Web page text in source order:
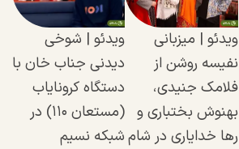
ویدئو | میزبانی
نفیسه روشن از
فلامک جنیدی،
بهنوش بختباری و
رها خدایاری در شام
ویدئو | شوخی
دیدنی جناب خان با
دستگاه کرونایاب
(مستعان ۱۱۰) در
شبکه نسیم